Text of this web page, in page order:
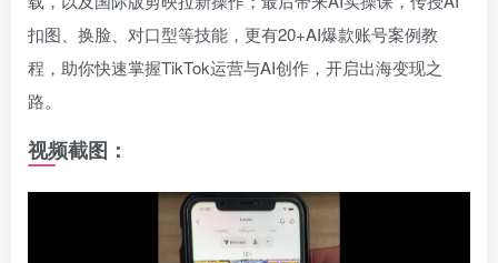
扣图、换脸、对口型等技能，更有20+AI爆款账号案例教
程，助你快速掌握TikTok运营与AI创作，开启出海变现之
路。
视频截图：